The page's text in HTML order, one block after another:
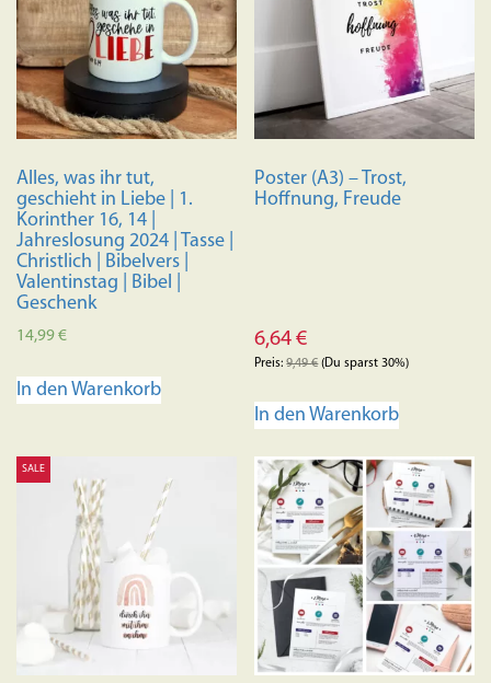
Alles, was ihr tut,
geschieht in Liebe | 1.
Korinther 16, 14 |
Jahreslosung 2024 | Tasse |
Christlich | Bibelvers |
Valentinstag | Bibel |
Geschenk
14,99€
In den Warenkorb
Poster (A3) – Trost,
Hoffnung, Freude
6,64€
Preis:9,49€(Du sparst 30%)
In den Warenkorb
SALE